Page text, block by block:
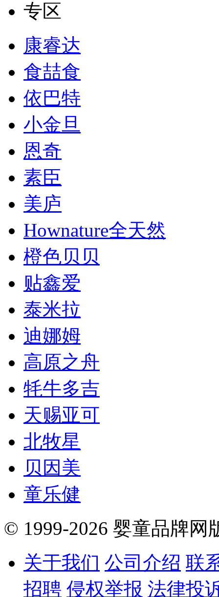
专区
康睿达
食喆食
依巴特
小金旦
恩奇
素臣
美庐
Hownature全天然
橙色贝贝
贴鑫爱
泰米拉
迪娜姆
高原之舟
牦牛多吉
天赐亚可
北牧星
贝因美
童乐健
© 1999-2026 婴童品牌网
关于我们 公司介绍 联
招聘 侵权举报 法律投